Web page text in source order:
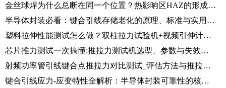
金丝球焊为什么总断在同一个位置？热影响区HAZ的形成、问题与管控方法
半导体封装必看：键合引线存储老化的原理、标准与实用管控全解析
塑料拉伸性能测试怎么做？双柱拉力试验机+视频引伸计完整方案解析
芯片推力测试一次搞懂:推拉力测试机选型、参数与失效分析
射频功率管引线键合点推拉力对比测试_评估方法与推拉力测试机测试流程详解
键合引线应力-应变特性全解析：半导体封装可靠性的核心力学基础